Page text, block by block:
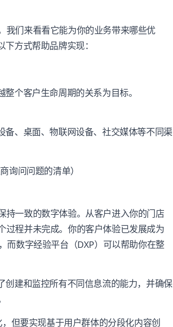
我们来看看它能为你的业务带来哪些优
方式帮助品牌实现：
个客户生命周期的关系为目标。
备、桌面、物联网设备、社交媒体等不同渠
询问问题的清单）
持一致的数字体验。从客户进入你的门店
过程并未完成。你的客户体验已发展成为
而数字经验平台（DXP）可以帮助你在整
创建和监控所有不同信息流的能力，并确保
但要实现基于用户群体的分段化内容创